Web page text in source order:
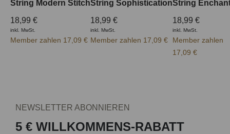
String Modern Stitch
18,99 €
inkl. MwSt.
Member zahlen 17,09 €
String Sophistication
18,99 €
inkl. MwSt.
Member zahlen 17,09 €
String
18,99 €
inkl. MwSt.
Member zahlen
17,09 €
NEWSLETTER ABONNIEREN
5 € WILLKOMMENS-RABATT